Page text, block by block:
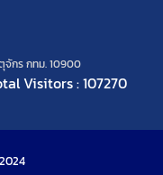
จักร กทม. 10900
Visitors : 107270